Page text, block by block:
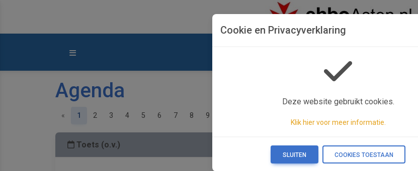
Cookie en Privacyverklaring
Deze website gebruikt cookies.
Klik hier voor meer informatie.
SLUITEN COOKIES TOESTAAN
Agenda
« Previous
1 (current)
2 3 4 5 6 7 8 9
Toets (o.v.)